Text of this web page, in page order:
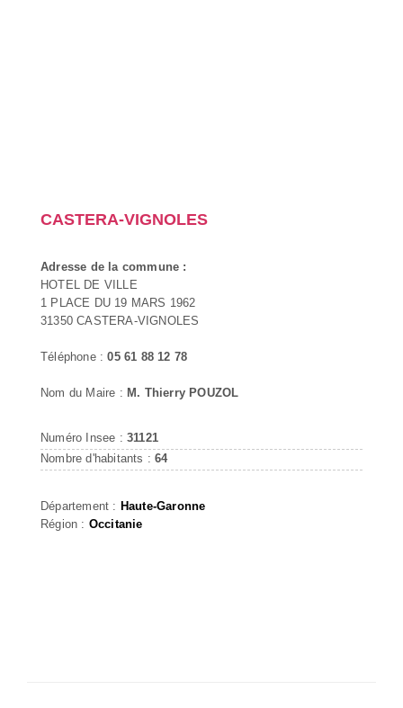
CASTERA-VIGNOLES
Adresse de la commune :
HOTEL DE VILLE
1 PLACE DU 19 MARS 1962
31350 CASTERA-VIGNOLES
Téléphone :05 61 88 12 78
Nom du Maire : M. Thierry POUZOL
Numéro Insee : 31121
Nombre d'habitants :64
Département : Haute-Garonne
Région : Occitanie